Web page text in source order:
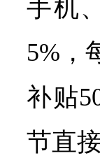
手机
5%，
补贴
节直